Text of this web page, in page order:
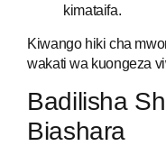
kimataifa.
Kiwango hiki cha
wakati wa kuongeza
Badilisha
Biashara